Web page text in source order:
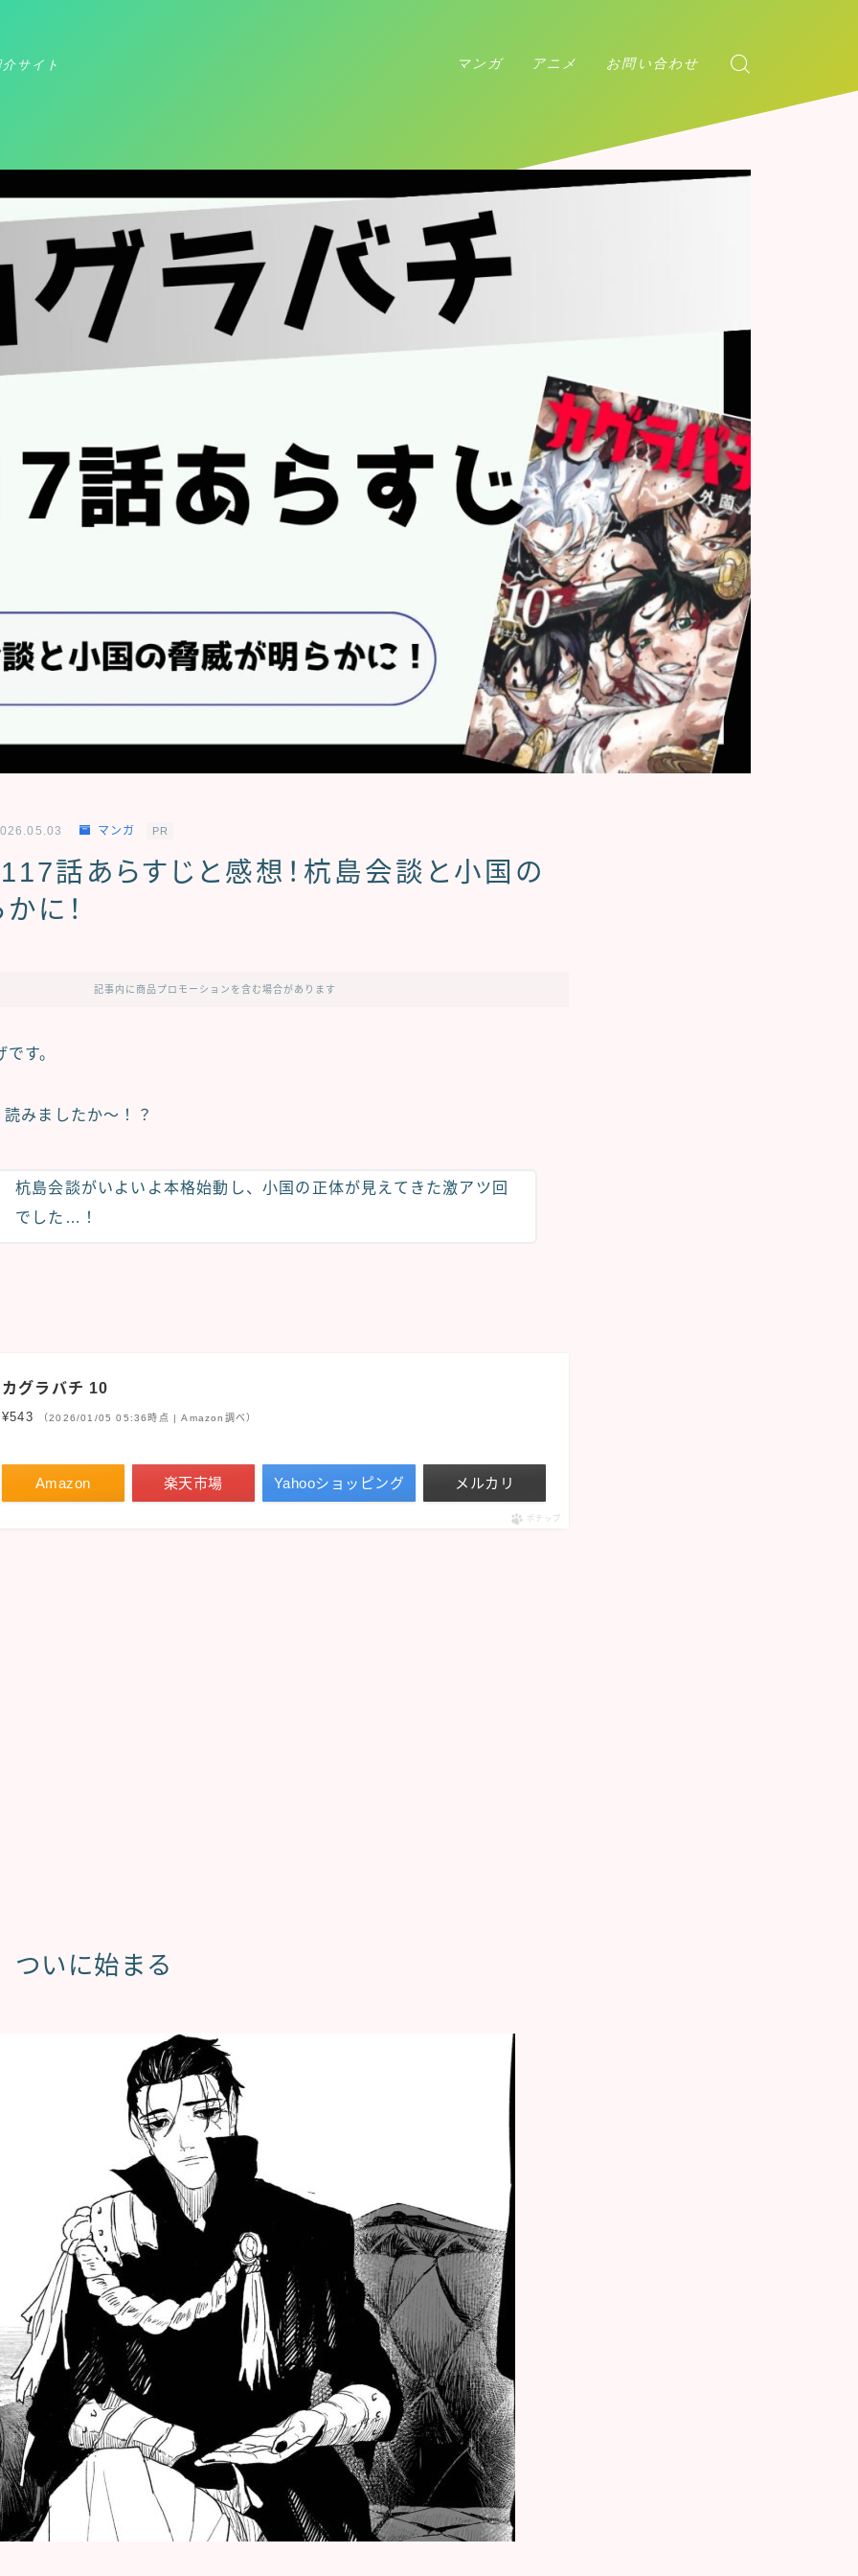
サイト マンガ
カグラバチ
呪術廻戦
アニメ
マッシュル
アンデッドアンラック
お問い合わせ
マンガ PR
話あらすじと感想！杭島会談と小国の
に！
記事内に商品プロモーションを含む場合があります
す。
みましたか〜！？
杭島会談がいよいよ本格始動し、小国の正体が見えてきた激アツ回
でした…！
カグラバチ 10
¥543 （2026/01/05 05:36時点 | Amazon調べ）
Amazon 楽天市場 Yahooショッピング メルカリ
ポチップ
ついに始まる